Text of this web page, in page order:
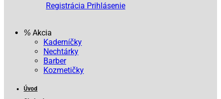
Registrácia Prihlásenie
Akcia
Kaderníčky
Nechtárky
Barber
Kozmetičky
Úvod